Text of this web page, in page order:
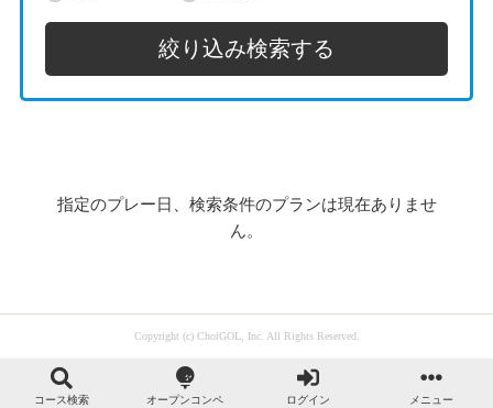
指定のプレー日、検索条件のプランは現在ありませ
ん。
Copyright (c) ChoiGOL, Inc. All Rights Reserved.
コース検索 オープンコンペ ログイン メニュー